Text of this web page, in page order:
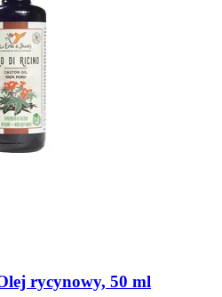
rycynowy, 50 ml